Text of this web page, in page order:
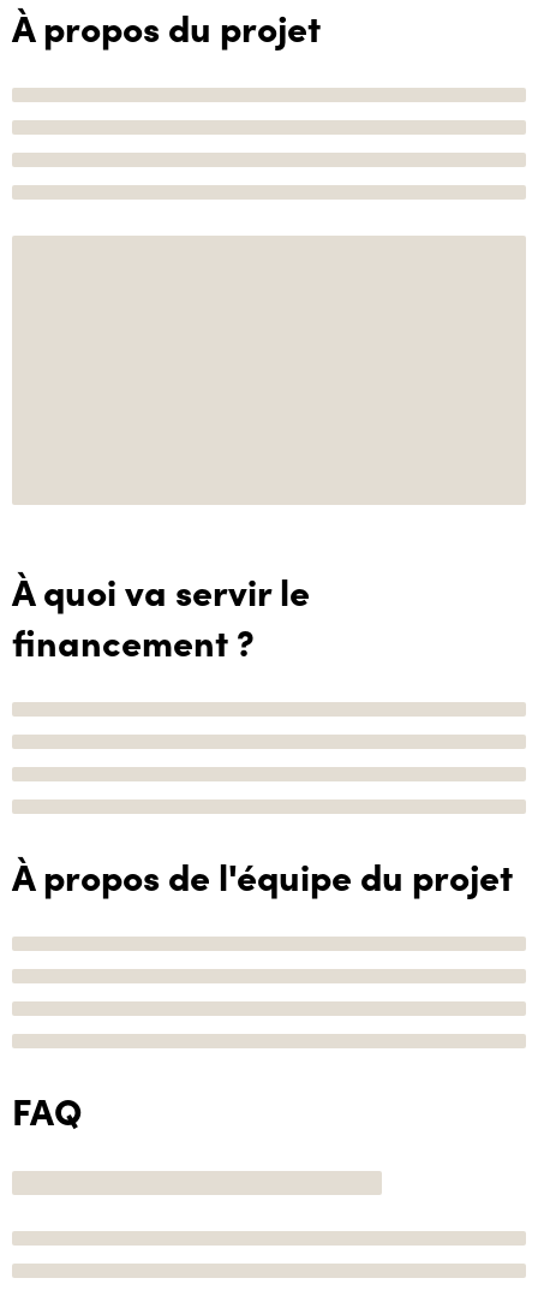
À propos du projet
À quoi va servir le
financement ?
À propos de l'équipe du projet
FAQ